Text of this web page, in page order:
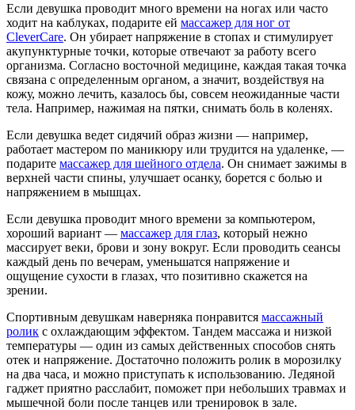
Если девушка проводит много времени на ногах или часто
ходит на каблуках, подарите ей массажер для ног от
CleverCare. Он убирает напряжение в стопах и стимулирует
акупунктурные точки, которые отвечают за работу всего
организма. Согласно восточной медицине, каждая такая точка
связана с определенным органом, а значит, воздействуя на
кожу, можно лечить, казалось бы, совсем неожиданные части
тела. Например, нажимая на пятки, снимать боль в коленях.
Если девушка ведет сидячий образ жизни — например,
работает мастером по маникюру или трудится на удаленке, —
подарите массажер для шейного отдела. Он снимает зажимы в
верхней части спины, улучшает осанку, борется с болью и
напряжением в мышцах.
Если девушка проводит много времени за компьютером,
хороший вариант — массажер для глаз, который нежно
массирует веки, брови и зону вокруг. Если проводить сеансы
каждый день по вечерам, уменьшатся напряжение и
ощущение сухости в глазах, что позитивно скажется на
зрении.
Спортивным девушкам наверняка понравится массажный
ролик с охлаждающим эффектом. Тандем массажа и низкой
температуры — один из самых действенных способов снять
отек и напряжение. Достаточно положить ролик в морозилку
на два часа, и можно приступать к использованию. Ледяной
гаджет приятно расслабит, поможет при небольших травмах и
мышечной боли после танцев или тренировок в зале.